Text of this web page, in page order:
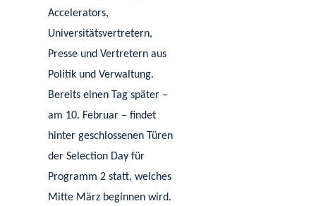
Accelerators,
Universitätsvertretern,
Presse und Vertretern aus
Politik und Verwaltung.
Bereits einen Tag später –
am 10. Februar – findet
hinter geschlossenen Türen
der Selection Day für
Programm 2 statt, welches
Mitte März beginnen wird.